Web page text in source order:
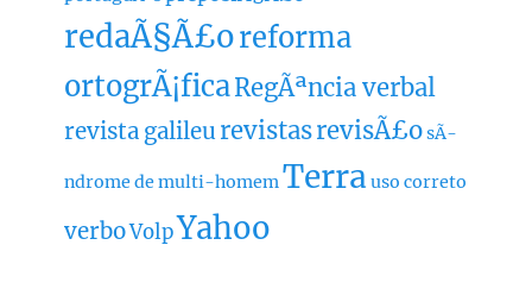
redaÃ§Ã£oreforma
ortogrÃ¡ficaRegÃªncia verbal
revista galileurevistasrevisÃ£osÃ­
ndrome de multi-homemTerra uso correto
verboVolpYahoo